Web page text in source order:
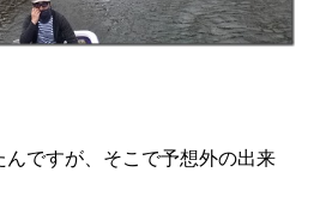
ですが、そこで予想外の出来